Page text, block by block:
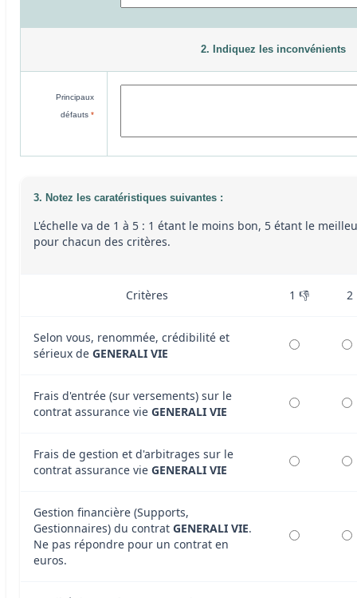
2. Indiquez les inconvénients
Principaux
défauts *
3. Notez les caratéristiques suivantes :
L'échelle va de 1 à 5 : 1 étant le moins bon, 5 étant le
pour chacun des critères.
Critères 1 👎 2
Selon vous, renommée, crédibilité et
sérieux de GENERALI VIE
Frais d'entrée (sur versements) sur le
contrat assurance vie GENERALI VIE
Frais de gestion et d'arbitrages sur le
contrat assurance vie GENERALI VIE
Gestion financière (Supports,
Gestionnaires) du contrat GENERALI VIE.
Ne pas répondre pour un contrat en
euros.